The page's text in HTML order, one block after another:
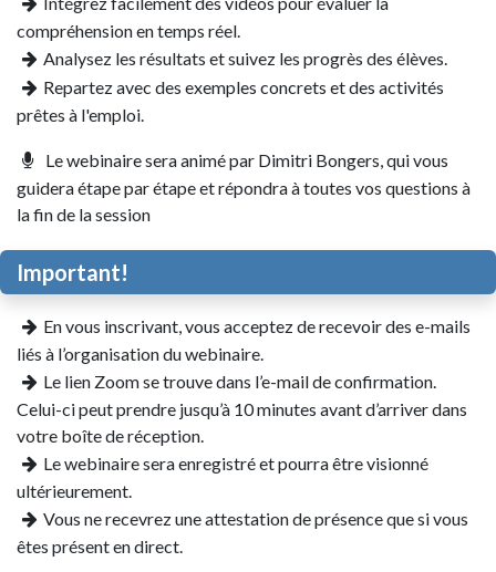
compréhension en temps réel.
Analysez les résultats et suivez les progrès des élèves.
Repartez avec des exemples concrets et des activités
prêtes à l'emploi.
Le webinaire sera animé par Dimitri Bongers, qui vous
guidera étape par étape et répondra à toutes vos questions à
la fin de la session
Important!
En vous inscrivant, vous acceptez de recevoir des e-mails
liés à l’organisation du webinaire.
Le lien Zoom se trouve dans l’e-mail de confirmation.
Celui-ci peut prendre jusqu’à 10 minutes avant d’arriver dans
votre boîte de réception.
Le webinaire sera enregistré et pourra être visionné
ultérieurement.
Vous ne recevrez une attestation de présence que si vous
êtes présent en direct.